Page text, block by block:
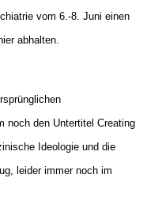
vom 6.-8. Juni einen
abhalten.
den Untertitel Creating
Ideologie und die
leider immer noch im